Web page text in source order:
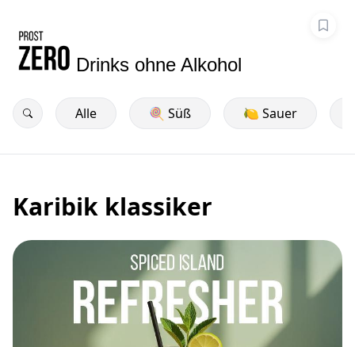
Drinks ohne Alkohol
Alle 🍭 Süß 🍋 Sauer
Karibik klassiker